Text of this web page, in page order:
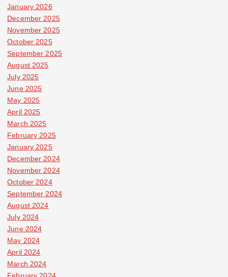
January 2026
December 2025
November 2025
October 2025
September 2025
August 2025
July 2025
June 2025
May 2025
April 2025
March 2025
February 2025
January 2025
December 2024
November 2024
October 2024
September 2024
August 2024
July 2024
June 2024
May 2024
April 2024
March 2024